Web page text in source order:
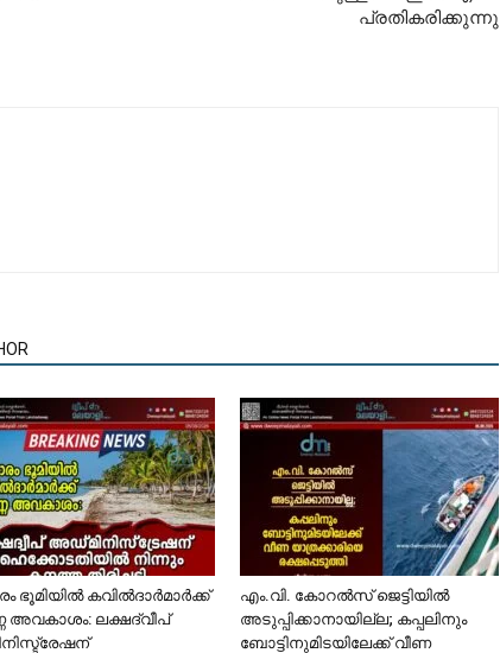
പ്രതികരിക്കുന്നു
ഭൂമിയിൽ കവിൽദാർമാർക്ക്
അവകാശം: ലക്ഷദ്വീപ്
​എം.വി. കോറൽസ് ജെട്ടിയിൽ
അടുപ്പിക്കാനായില്ല; കപ്പലിനും
ബോട്ടിനുമിടയിലേക്ക് വീണ